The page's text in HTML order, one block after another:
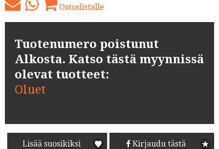
Ostoslistalle
Tuotenumero poistunut
Alkosta. Katso tästä myynnissä
olevat tuotteet:
Oluet
Lisää suosikiksi Kirjaudu tästä